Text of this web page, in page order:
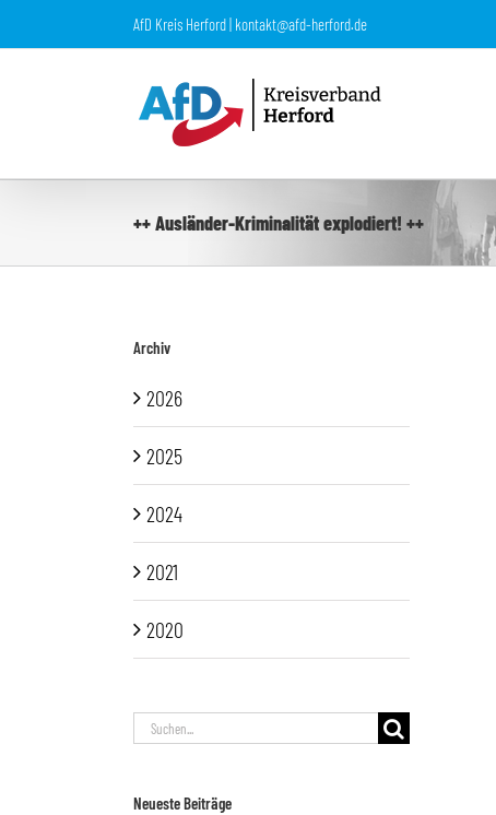
Inhalt
AfD Kreis Herford | kontakt@afd-herford.de
++ Ausländer-Kriminalität explodiert! ++
Archiv
2026
2025
2024
2021
2020
Suche
Neueste Beiträge